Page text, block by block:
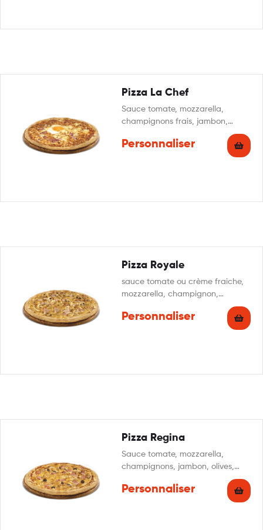
Pizza La Chef
Sauce tomate, mozzarella,
champignons frais, jambon,
pommes de terre, oeuf, crème
fraîche
Personnaliser
Pizza Royale
sauce tomate ou crème fraiche,
mozzarella, champignon,
persillade
Personnaliser
Pizza Regina
Sauce tomate, mozzarella,
champignons, jambon, olives,
Personnaliser